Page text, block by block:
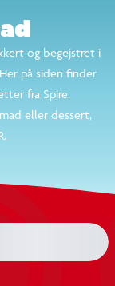
selvsikkert og
af
om der
så kan